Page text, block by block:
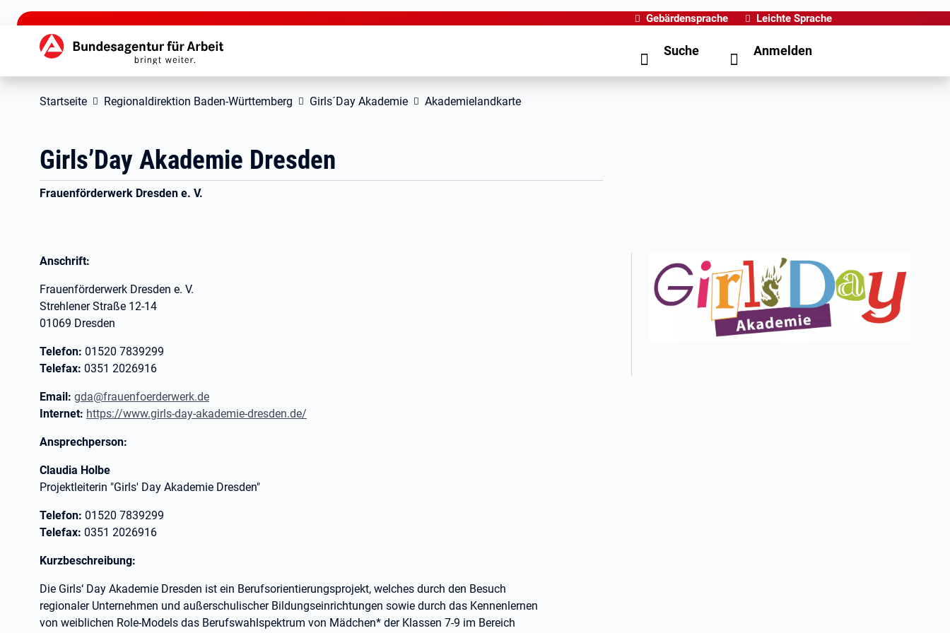
zu den Hauptinhalten springen
Gebärdensprache Leichte Sprache
Hauptnavigation Suche Anmelden
Startseite Regionaldirektion Baden-Württemberg Girls´Day Akademie Akademielandkarte
Girls’Day Akademie Dresden
Frauenförderwerk Dresden e. V.
Anschrift:
Frauenförderwerk Dresden e. V.
Strehlener Straße 12-14
01069 Dresden
Telefon: 01520 7839299
Telefax: 0351 2026916
Email: gda@frauenfoerderwerk.de
Internet: https://www.girls-day-akademie-dresden.de/
Ansprechperson:
Claudia Holbe
Projektleiterin "Girls' Day Akademie Dresden"
Telefon: 01520 7839299
Telefax: 0351 2026916
Kurzbeschreibung:
Die Girls‘ Day Akademie Dresden ist ein Berufsorientierungsprojekt, welches durch den Besuch
regionaler Unternehmen und außerschulischer Bildungseinrichtungen sowie durch das Kennenlernen
von weiblichen Role-Models das Berufswahlspektrum von Mädchen* der Klassen 7-9 im Bereich